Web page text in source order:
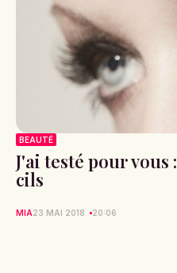
BEAUTÉ
J'ai testé pour vous
cils
MIA23 MAI 2018 20:06